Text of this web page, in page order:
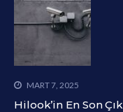
MART 7, 2025
Hilook’in En Son